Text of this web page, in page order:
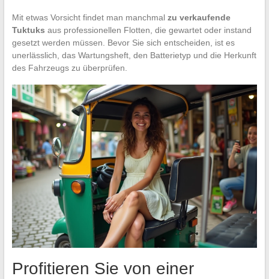
Mit etwas Vorsicht findet man manchmal zu verkaufende
Tuktuks aus professionellen Flotten, die gewartet oder instand
gesetzt werden müssen. Bevor Sie sich entscheiden, ist es
unerlässlich, das Wartungsheft, den Batterietyp und die Herkunft
des Fahrzeugs zu überprüfen.
Profitieren Sie von einer